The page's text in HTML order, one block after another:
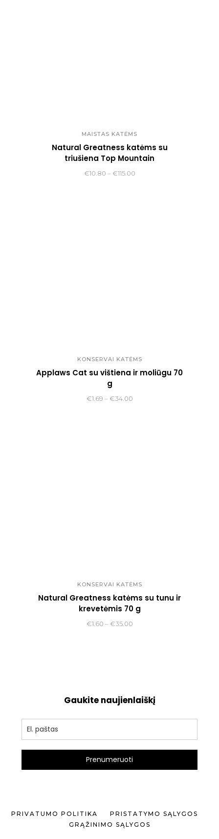
MAISTAS KATĖMS
Natural Greatness katėms su
triušiena Top Mountain
€10.80 – €115.00Price
KONSERVAI KATĖMS
Applaws Cat su vištiena ir moliūgu 70
g
€1.69 – €34.00Price
KONSERVAI KATĖMS
Natural Greatness katėms su tunu ir
krevetėmis 70 g
€1.60 – €35.00Price
Gaukite naujienlaiškį
Prenumeruoti
PRIVATUMO POLITIKA
PRISTATYMO SĄLYGOS
GRĄŽINIMO SĄLYGOS